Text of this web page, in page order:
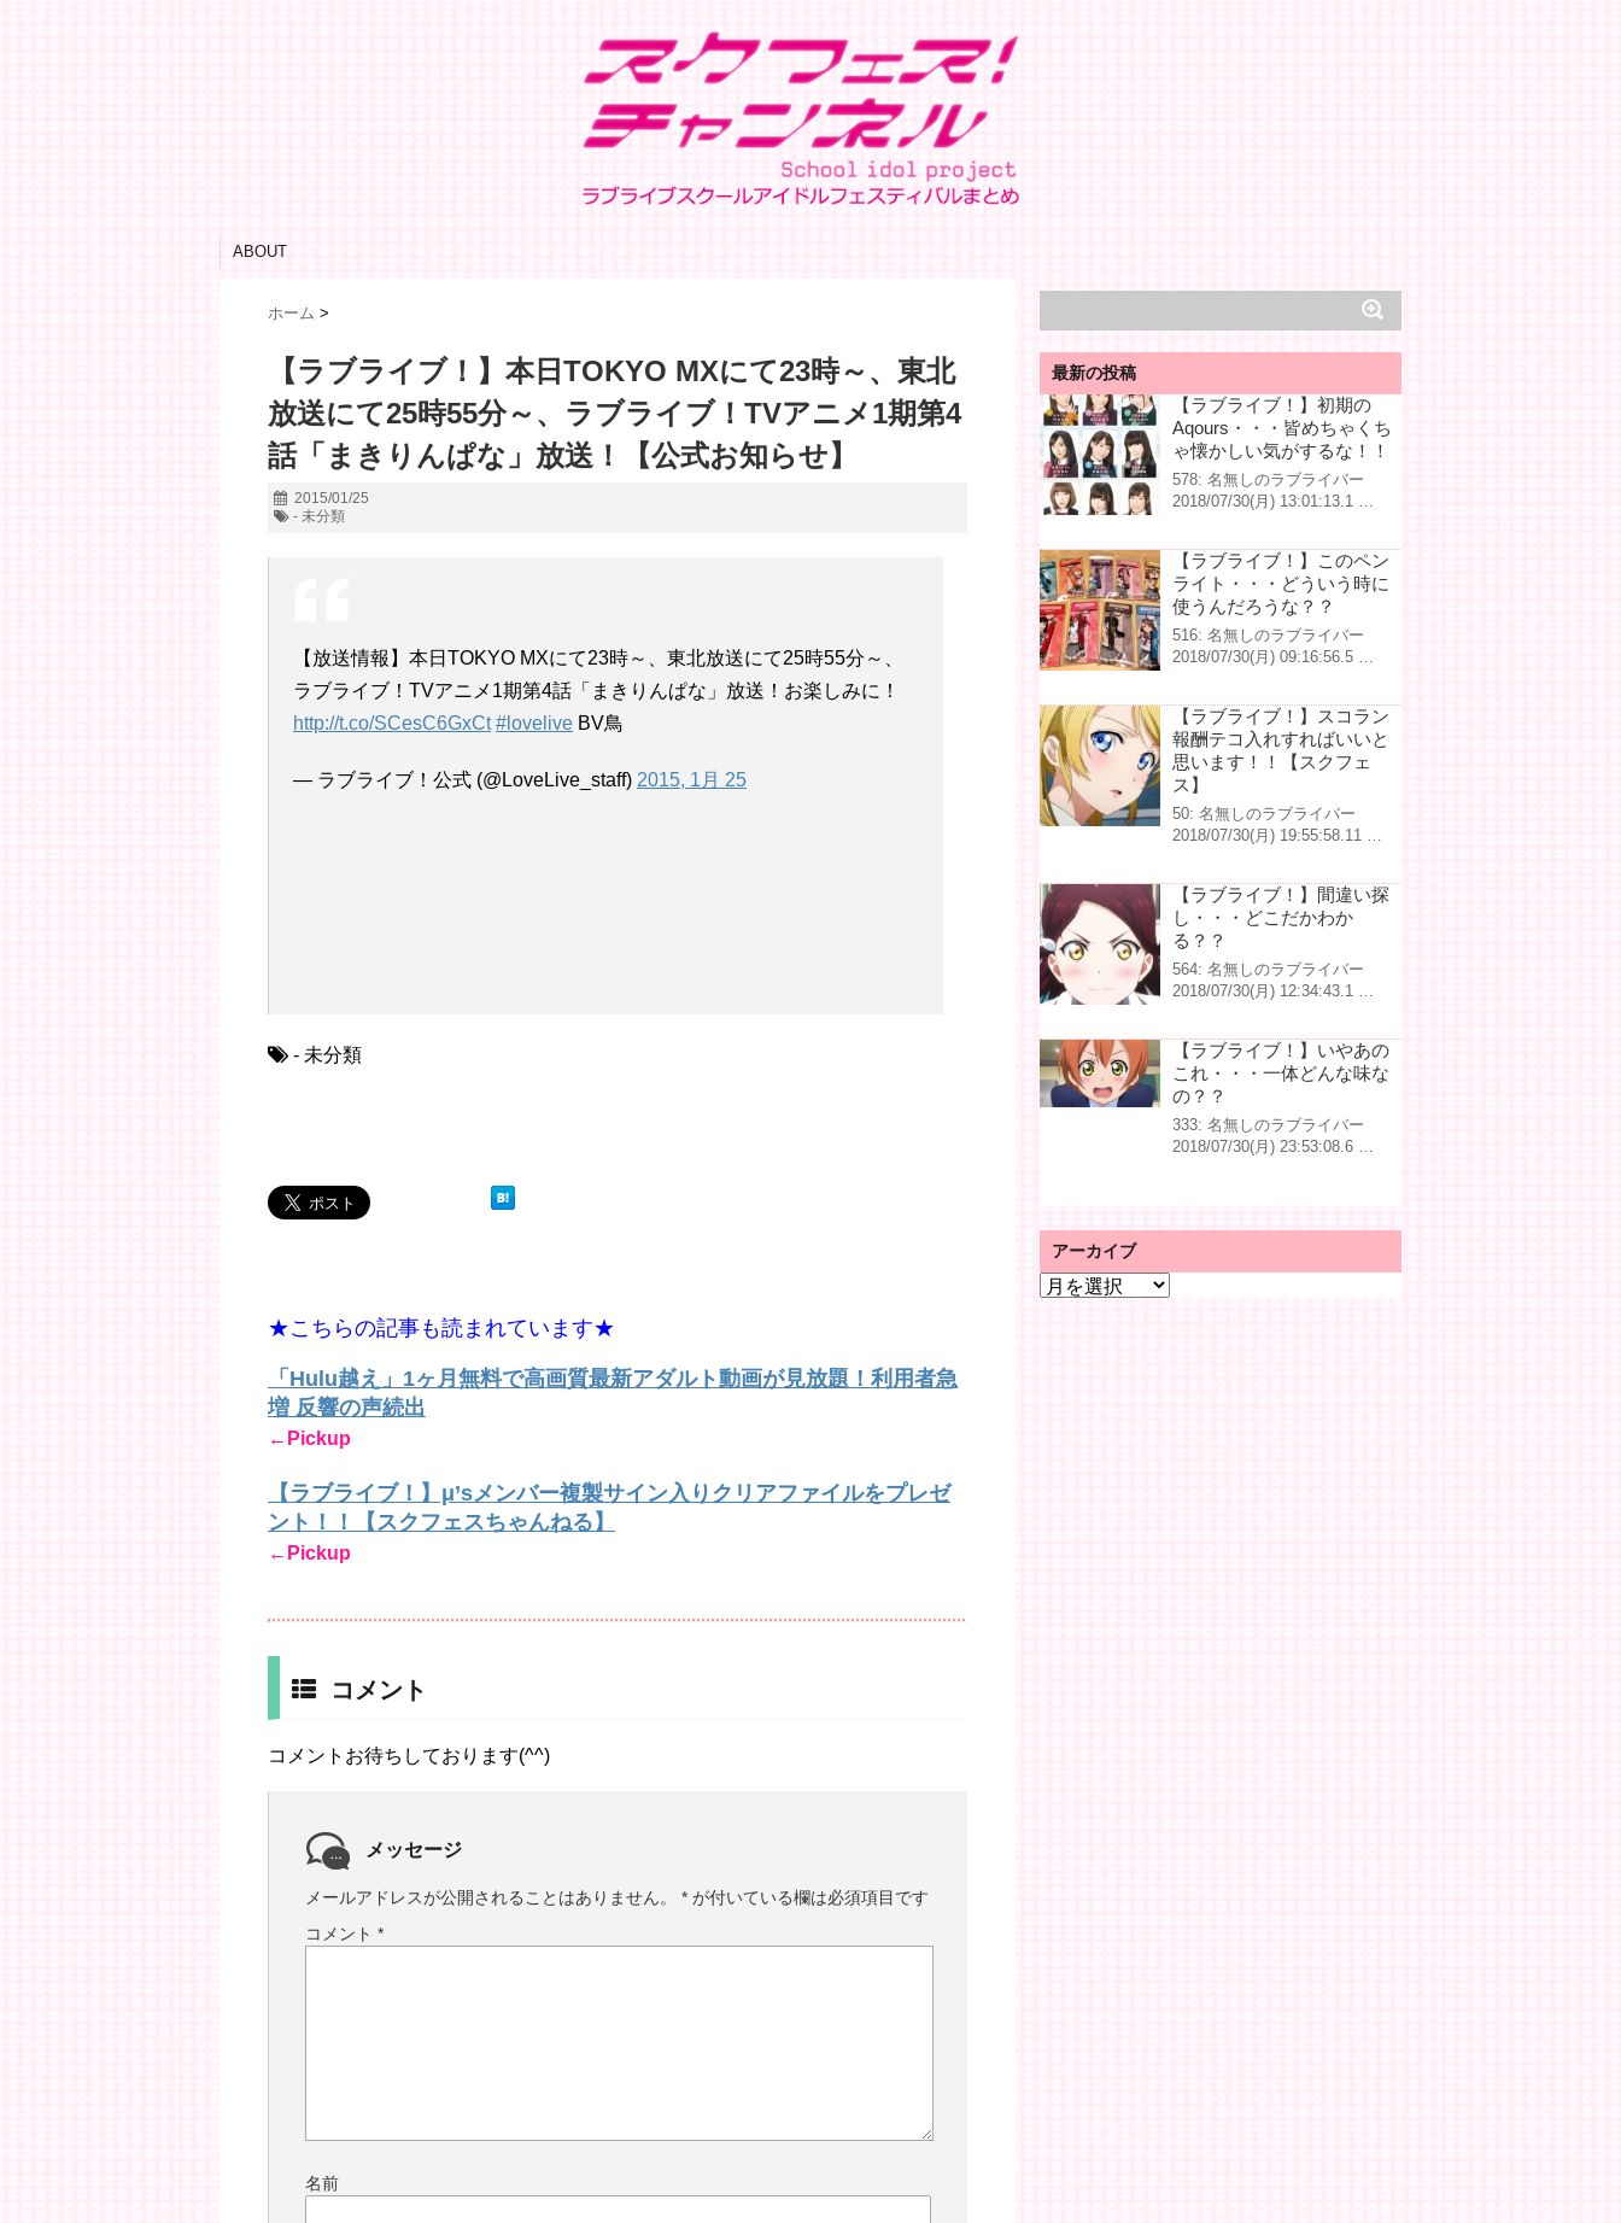
ABOUT
ホーム >
【ラブライブ！】本日TOKYO MXにて23時～、東北
放送にて25時55分～、ラブライブ！TVアニメ1期第4
話「まきりんぱな」放送！【公式お知らせ】
2015/01/25
- 未分類
【放送情報】本日TOKYO MXにて23時～、東北放送にて25時55分～、
ラブライブ！TVアニメ1期第4話「まきりんぱな」放送！お楽しみに！
http://t.co/SCesC6GxCt #lovelive BV鳥
— ラブライブ！公式 (@LoveLive_staff) 2015, 1月 25
- 未分類
★こちらの記事も読まれています★
「Hulu越え」1ヶ月無料で高画質最新アダルト動画が見放題！利用者急
増 反響の声続出
←Pickup
【ラブライブ！】μ’sメンバー複製サイン入りクリアファイルをプレゼ
ント！！【スクフェスちゃんねる】
←Pickup
コメント
コメントお待ちしております(^^)
メッセージ
メールアドレスが公開されることはありません。 * が付いている欄は必須項目です
コメント *
名前
最新の投稿
【ラブライブ！】初期の
Aqours・・・皆めちゃくち
ゃ懐かしい気がするな！！
578: 名無しのラブライバー
2018/07/30(月) 13:01:13.1 …
【ラブライブ！】このペン
ライト・・・どういう時に
使うんだろうな？？
516: 名無しのラブライバー
2018/07/30(月) 09:16:56.5 …
【ラブライブ！】スコラン
報酬テコ入れすればいいと
思います！！【スクフェ
ス】
50: 名無しのラブライバー
2018/07/30(月) 19:55:58.11 …
【ラブライブ！】間違い探
し・・・どこだかわか
る？？
564: 名無しのラブライバー
2018/07/30(月) 12:34:43.1 …
【ラブライブ！】いやあの
これ・・・一体どんな味な
の？？
333: 名無しのラブライバー
2018/07/30(月) 23:53:08.6 …
アーカイブ
ア